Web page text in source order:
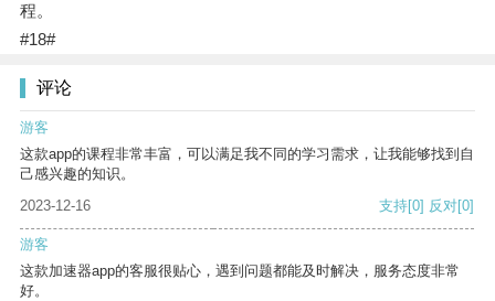
程。
#18#
评论
游客
这款app的课程非常丰富，可以满足我不同的学习需求，让我能够找到自
己感兴趣的知识。
2023-12-16
支持[0] 反对[0]
游客
这款加速器app的客服很贴心，遇到问题都能及时解决，服务态度非常
好。